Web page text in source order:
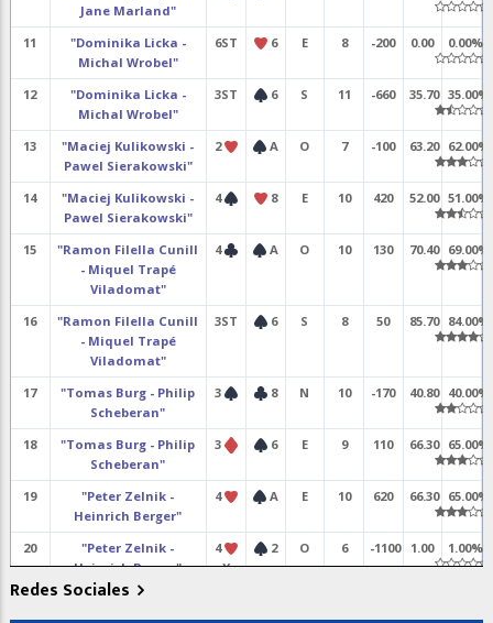
Jane Marland"
11
"Dominika Licka -
Michal Wrobel"
6ST 6 E 8 -200 0.00 0.00%
12
"Dominika Licka -
Michal Wrobel"
3ST 6 S 11 -660 35.70 35.00%
13
"Maciej Kulikowski -
Pawel Sierakowski"
2 A O 7 -100 63.20 62.00%
14
"Maciej Kulikowski -
Pawel Sierakowski"
4 8 E 10 420 52.00 51.00%
15
"Ramon Filella Cunill
- Miquel Trapé
Viladomat"
4 A O 10 130 70.40 69.00%
16
"Ramon Filella Cunill
- Miquel Trapé
Viladomat"
3ST 6 S 8 50 85.70 84.00%
17
"Tomas Burg - Philip
Scheberan"
3 8 N 10 -170 40.80 40.00%
18
"Tomas Burg - Philip
Scheberan"
3 6 E 9 110 66.30 65.00%
19
"Peter Zelnik -
Heinrich Berger"
4 A E 10 620 66.30 65.00%
20
"Peter Zelnik -
Heinrich Berger"
4
X
2 O 6 -1100 1.00 1.00%
21
"Eric Gautret -
Bernard Cabanes"
X
Redes Sociales